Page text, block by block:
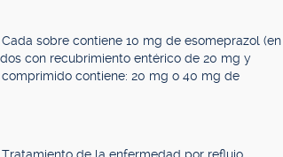
sobre contiene 10 mg de esomeprazol (en
con recubrimiento entérico de 20 mg y
contiene: 20 mg o 40 mg de